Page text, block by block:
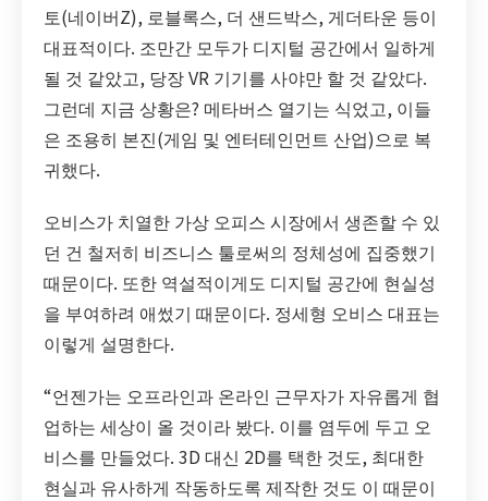
토(네이버Z), 로블록스, 더 샌드박스, 게더타운 등이
대표적이다. 조만간 모두가 디지털 공간에서 일하게
될 것 같았고, 당장 VR 기기를 사야만 할 것 같았다.
그런데 지금 상황은? 메타버스 열기는 식었고, 이들
은 조용히 본진(게임 및 엔터테인먼트 산업)으로 복
귀했다.
오비스가 치열한 가상 오피스 시장에서 생존할 수 있
던 건 철저히 비즈니스 툴로써의 정체성에 집중했기
때문이다. 또한 역설적이게도 디지털 공간에 현실성
을 부여하려 애썼기 때문이다. 정세형 오비스 대표는
이렇게 설명한다.
“언젠가는 오프라인과 온라인 근무자가 자유롭게 협
업하는 세상이 올 것이라 봤다. 이를 염두에 두고 오
비스를 만들었다. 3D 대신 2D를 택한 것도, 최대한
현실과 유사하게 작동하도록 제작한 것도 이 때문이